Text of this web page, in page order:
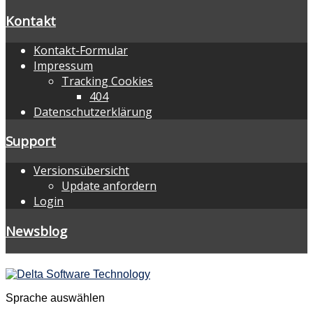
Kontakt
Kontakt-Formular
Impressum
Tracking Cookies
404
Datenschutzerklärung
Support
Versionsübersicht
Update anfordern
Login
Newsblog
Sprache auswählen